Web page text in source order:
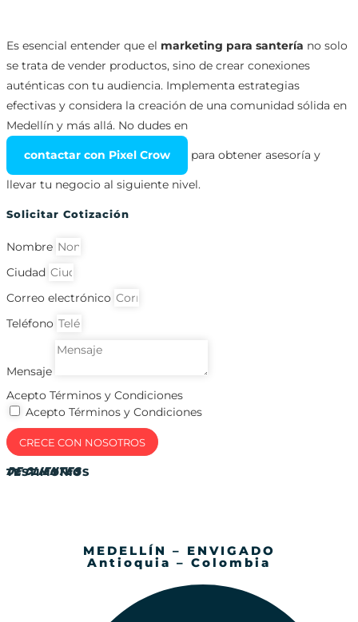
Es esencial entender que el marketing para santería no solo
se trata de vender productos, sino de crear conexiones
auténticas con tu audiencia. Implementa estrategias
efectivas y considera la creación de una comunidad sólida en
Medellín y más allá. No dudes en
contactar con Pixel Crow para obtener asesoría y
llevar tu negocio al siguiente nivel.
Solicitar Cotización
Nombre
Ciudad
Correo electrónico
Teléfono
Mensaje
Acepto Términos y Condiciones
Acepto Términos y Condiciones
CRECE CON NOSOTROS
TESTIMONIOS
DE CLIENTES
MEDELLÍN – ENVIGADO
Antioquia – Colombia